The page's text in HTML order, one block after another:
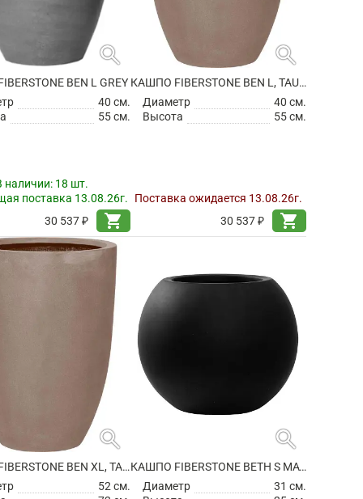
search
BEN L GREY
40 см.
55 см.
наличии: 18 шт.
поставка 13.08.26г.
30 537 ₽
shopping_cart
search
КАШПО FIBERSTONE BEN L, TAUPE
Диаметр
40 см.
Высота
55 см.
Поставка ожидается 13.08.26г.
30 537 ₽
shopping_cart
search
КАШПО FIBERSTONE BEN XL, TAUPE
52 см.
search
КАШПО FIBERSTONE BETH S MATT BLACK
Диаметр
31 см.